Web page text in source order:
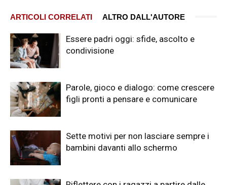
ARTICOLI CORRELATI ALTRO DALL'AUTORE
Essere padri oggi: sfide, ascolto e
condivisione
Parole, gioco e dialogo: come crescere
figli pronti a pensare e comunicare
Sette motivi per non lasciare sempre i
bambini davanti allo schermo